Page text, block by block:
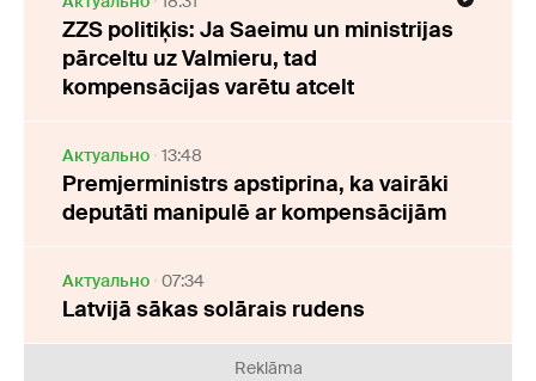
ZZS politiķis: Ja Saeimu un ministrijas
pārceltu uz Valmieru, tad
kompensācijas varētu atcelt
Актуально 13:48
Premjerministrs apstiprina, ka vairāki
deputāti manipulē ar kompensācijām
Актуально 07:34
Latvijā sākas solārais rudens
Reklāma